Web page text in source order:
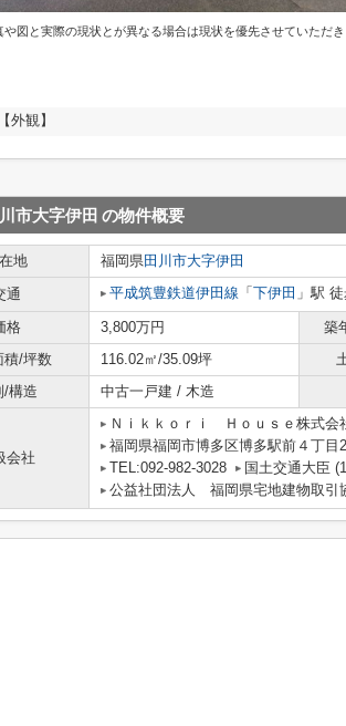
図と実際の現状とが異なる場合は現状を優先させていただ
【外観】
市大字伊田 の物件概要
地 福岡県田川市大字伊田
通
平成筑豊鉄道伊田線 「 下伊田 」駅
格 3,800万円 築
積/坪数
116.02㎡/35.09坪
/構造
中古一戸建 / 木造
会社
Ｎｉｋｋｏｒｉ Ｈｏｕｓｅ株式会
福岡県福岡市博多区博多駅前４丁
TEL:092-982-3028
国土交通大臣
公益社団法人 福岡県宅地建物取引